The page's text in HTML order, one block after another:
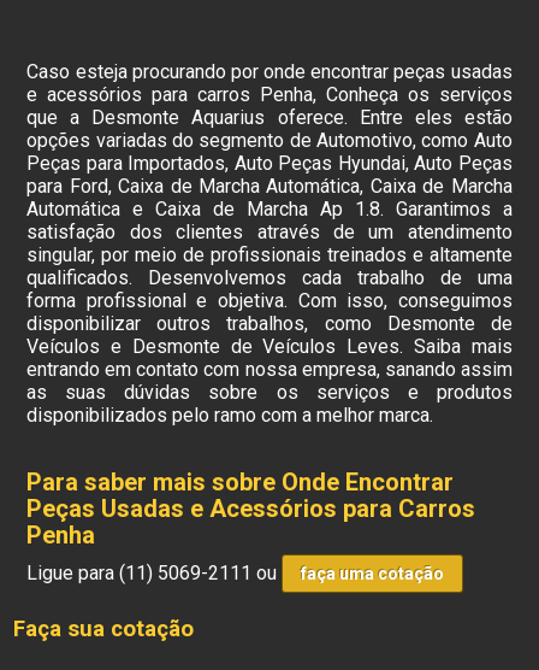
Caso esteja procurando por onde encontrar peças usadas
e acessórios para carros Penha, Conheça os serviços
que a Desmonte Aquarius oferece. Entre eles estão
opções variadas do segmento de Automotivo, como Auto
Peças para Importados, Auto Peças Hyundai, Auto Peças
para Ford, Caixa de Marcha Automática, Caixa de Marcha
Automática e Caixa de Marcha Ap 1.8. Garantimos a
satisfação dos clientes através de um atendimento
singular, por meio de profissionais treinados e altamente
qualificados. Desenvolvemos cada trabalho de uma
forma profissional e objetiva. Com isso, conseguimos
disponibilizar outros trabalhos, como Desmonte de
Veículos e Desmonte de Veículos Leves. Saiba mais
entrando em contato com nossa empresa, sanando assim
as suas dúvidas sobre os serviços e produtos
disponibilizados pelo ramo com a melhor marca.
Para saber mais sobre Onde Encontrar
Peças Usadas e Acessórios para Carros
Penha
Ligue para(11) 5069-2111 ou faça uma cotação
Faça sua cotação